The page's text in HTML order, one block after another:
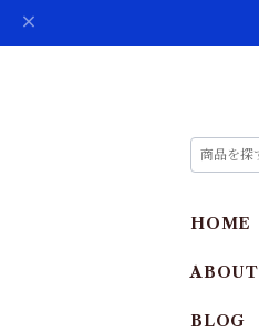
HOME
ABOUT
BLOG